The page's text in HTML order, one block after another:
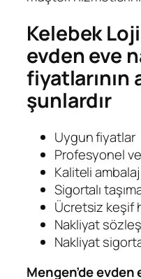
Kelebek
evden eve
fiyatlarının
şunlardır
Uygun fiyatlar
Profesyonel
Kaliteli
Sigortalı
Ücretsiz keşif
Nakliyat
Nakliyat
Mengen’de